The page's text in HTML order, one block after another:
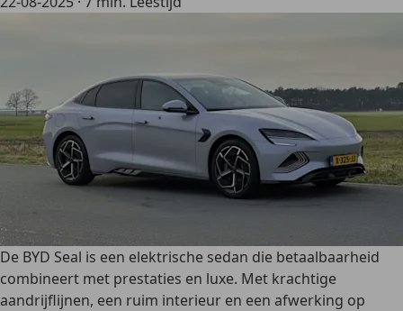
De BYD Seal is een elektrische sedan die betaalbaarheid
combineert met prestaties en luxe. Met krachtige
aandrijflijnen, een ruim interieur en een afwerking op